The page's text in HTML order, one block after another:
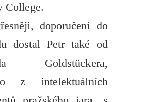
College.
doporučení do
dostal Petr také od
Goldstückera,
z intelektuálních